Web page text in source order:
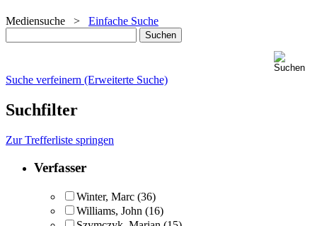
Mediensuche > Einfache Suche
Suche verfeinern (Erweiterte Suche)
Suchfilter
Zur Trefferliste springen
Verfasser
Winter, Marc (36)
Williams, John (16)